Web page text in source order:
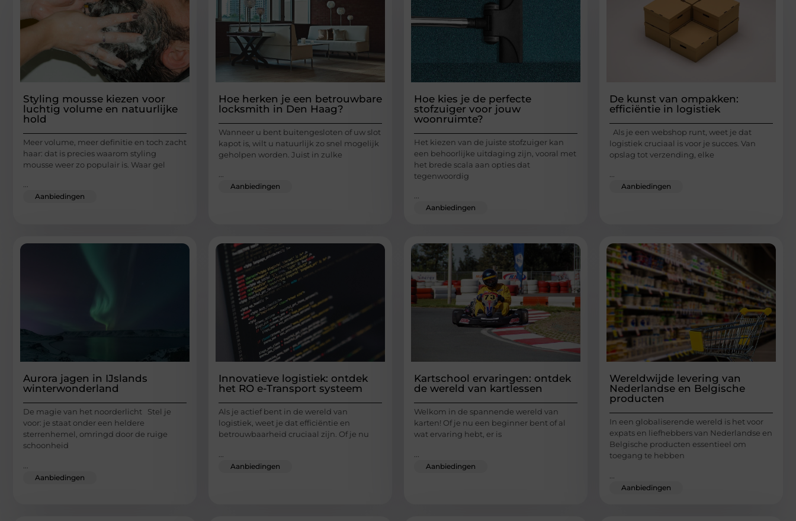
Styling mousse kiezen voor
luchtig volume en natuurlijke
hold
Meer volume, meer definitie en toch zacht
haar: dat is precies waarom styling
mousse weer zo populair is. Waar gel
...
Aanbiedingen
Hoe herken je een betrouwbare
locksmith in Den Haag?
Wanneer u bent buitengesloten of uw slot
kapot is, wilt u natuurlijk zo snel mogelijk
geholpen worden. Juist in zulke
...
Aanbiedingen
Hoe kies je de perfecte
stofzuiger voor jouw
woonruimte?
Het kiezen van de juiste stofzuiger kan
een behoorlijke uitdaging zijn, vooral met
het brede scala aan opties dat
tegenwoordig
...
Aanbiedingen
De kunst van ompakken:
efficiëntie in logistiek
Als je een webshop runt, weet je dat
logistiek cruciaal is voor je succes. Van
opslag tot verzending, elke
...
Aanbiedingen
Aurora jagen in IJslands
winterwonderland
De magie van het noorderlicht Stel je
voor: je staat onder een heldere
sterrenhemel, omringd door de ruige
schoonheid
Aanbiedingen
Innovatieve logistiek: ontdek
het RO e-Transport systeem
Als je actief bent in de wereld van
logistiek, weet je dat efficiëntie en
betrouwbaarheid cruciaal zijn. Of je nu
Aanbiedingen
Kartschool ervaringen: ontdek
de wereld van kartlessen
Welkom in de spannende wereld van
karten! Of je nu een beginner bent of al
wat ervaring hebt, er is
Aanbiedingen
Wereldwijde levering van
Nederlandse en Belgische
producten
In een globaliserende wereld is het voor
expats en liefhebbers van Nederlandse en
Belgische producten essentieel om
toegang te hebben
Aanbiedingen